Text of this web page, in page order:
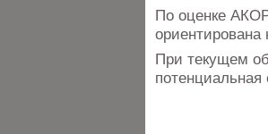
По оценке
ориентирована
При текущем
потенциальная